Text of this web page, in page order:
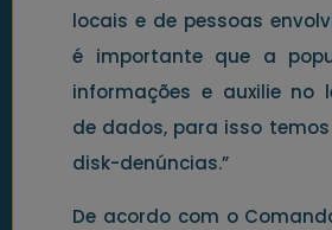
locais e de pessoas
é importante que a
informações e auxilie no
de dados, para isso temos
disk-denúncias.”
De acordo com o